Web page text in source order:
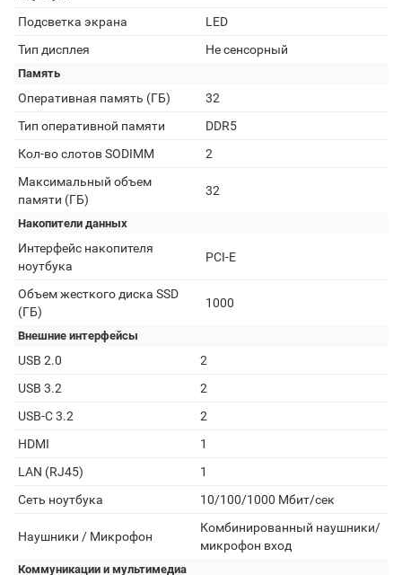
Подсветка экрана
LED
Тип дисплея
Не сенсорный
Память
Оперативная память (ГБ)
32
Тип оперативной памяти
DDR5
Кол-во слотов SODIMM
2
Максимальный объем
памяти (ГБ)
32
Накопители данных
Интерфейс накопителя
ноутбука
PCI-E
Объем жесткого диска SSD
(ГБ)
1000
Внешние интерфейсы
USB 2.0
2
USB 3.2
2
USB-C 3.2
2
HDMI
1
LAN (RJ45)
1
Сеть ноутбука
10/100/1000 Мбит/сек
Наушники / Микрофон
Комбинированный наушники/
микрофон вход
Коммуникации и мультимедиа